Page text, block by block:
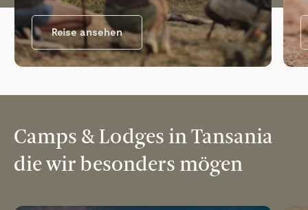
Reise ansehen
Camps & Lodges in Tansania
die wir besonders mögen